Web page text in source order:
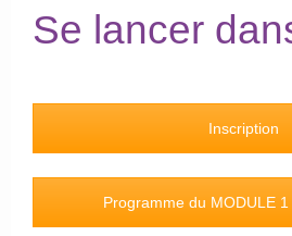
Se lancer
Inscription
Programme du MODULE